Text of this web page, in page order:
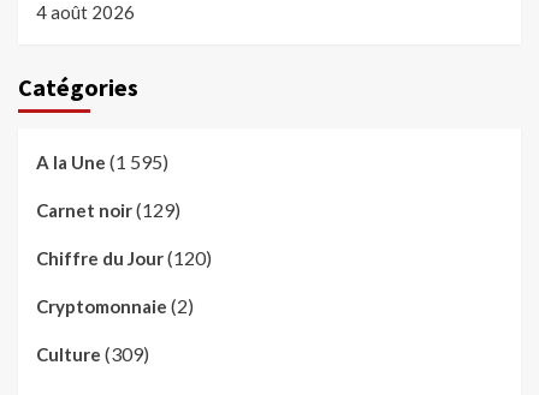
4 août 2026
Catégories
A la Une (1 595)
Carnet noir(129)
Chiffre du Jour(120)
Cryptomonnaie (2)
Culture (309)